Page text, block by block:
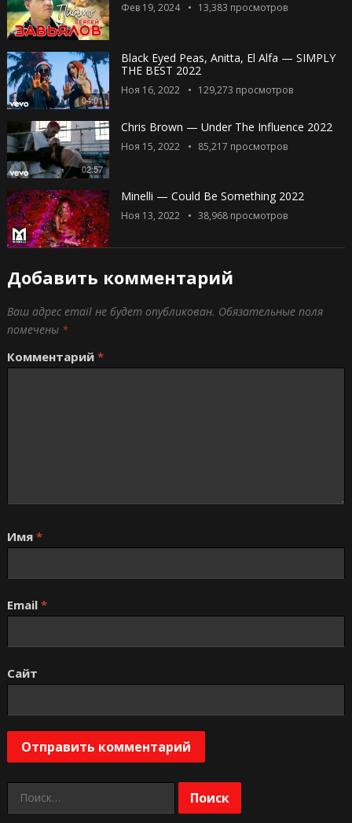
Фев 19, 2024 13,383 просмотров
04:01
Black Eyed Peas, Anitta, El Alfa — SIMPLY
THE BEST 2022
Ноя 16, 2022 129,273 просмотров
02:57
Chris Brown — Under The Influence 2022
Ноя 15, 2022 85,217 просмотров
Minelli — Could Be Something 2022
Ноя 13, 2022 38,968просмотров
Добавить комментарий
Ваш адрес email не будет опубликован. Обязательные поля
помечены *
Комментарий *
Имя *
Email *
Сайт
Найти: